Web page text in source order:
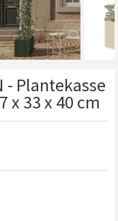
- Plantekasse
x 33 x 40 cm